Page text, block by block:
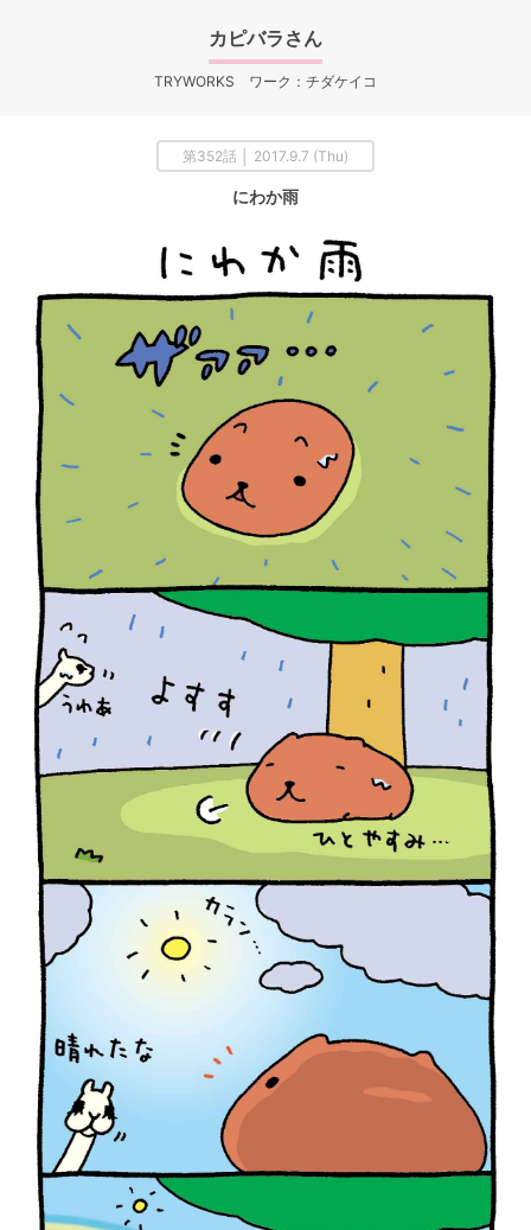
カピバラさん
TRYWORKS ワーク：チダケイコ
第352話 │ 2017.9.7 (Thu)
にわか雨